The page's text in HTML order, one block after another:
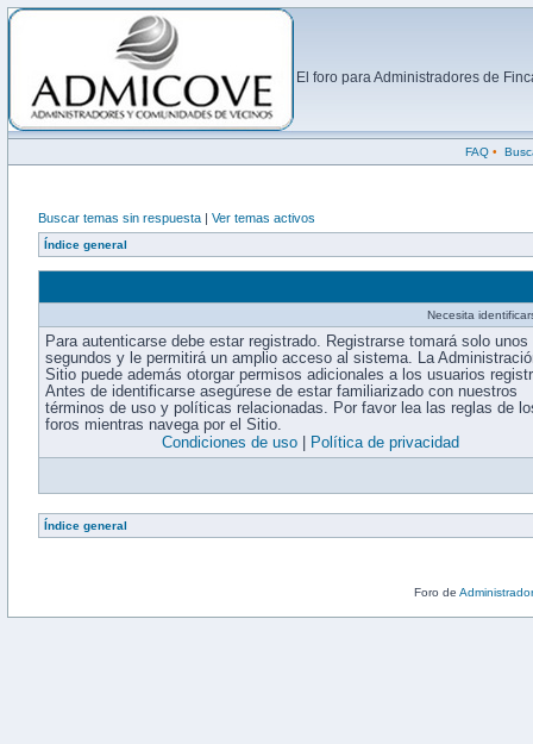
El foro para Administradores de
FAQ•
Buscar temas sin respuesta | Ver temas activos
Índice general
Necesita
Para autenticarse debe estar registrado. Registrarse tomará solo unos
segundos y le permitirá un amplio acceso al sistema. La
Sitio puede además otorgar permisos adicionales a los usuarios
Antes de identificarse asegúrese de estar familiarizado con nuestros
términos de uso y políticas relacionadas. Por favor lea las reglas de
foros mientras navega por el Sitio.
Condiciones de uso
Política de privacidad
Índice general
Foro de